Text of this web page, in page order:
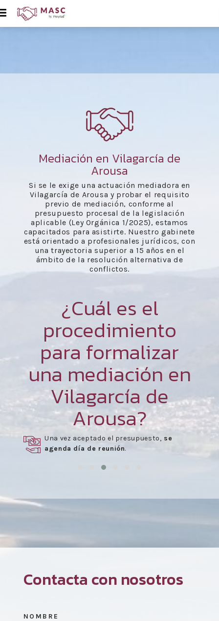
Mediación en Vilagarcía de
Arousa
Si se le exige una actuación mediadora en
Vilagarcía de Arousa y probar el requisito
previo de mediación, conforme al
presupuesto procesal de la legislación
aplicable (Ley Orgánica 1/2025), estamos
capacitados para asistirte. Nuestro gabinete
está orientado a profesionales jurídicos, con
una trayectoria superior a 15 años en el
ámbito de la resolución alternativa de
conflictos.
¿Cuál es el
procedimiento
para formalizar
una mediación en
Vilagarcía de
Arousa?
Una vez aceptado el presupuesto, se
agenda día de reunión.
Contacta con nosotros
NOMBRE